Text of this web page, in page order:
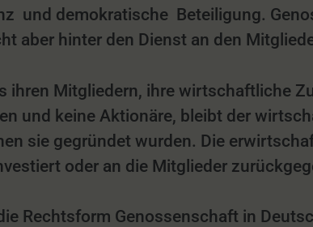
und demokratische Beteiligung.
aber hinter den Dienst an den
ihren Mitgliedern, ihre wirtschaftliche
und keine Aktionäre, bleibt der
sie gegründet wurden. Die
oder an die Mitglieder
Rechtsform Genossenschaft in